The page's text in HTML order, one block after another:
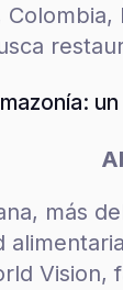
más
Vision,